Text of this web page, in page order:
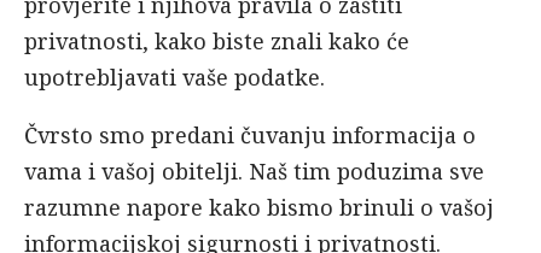
privatnosti, kako biste znali kako će
upotrebljavati vaše podatke.
Čvrsto smo predani čuvanju informacija o
vama i vašoj obitelji. Naš tim poduzima sve
razumne napore kako bismo brinuli o vašoj
informacijskoj sigurnosti i privatnosti.